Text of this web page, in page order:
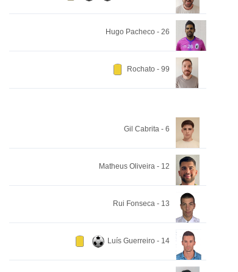
Hugo Pacheco - 26
Rochato - 99
Gil Cabrita - 6
Matheus Oliveira - 12
Rui Fonseca - 13
Luís Guerreiro - 14